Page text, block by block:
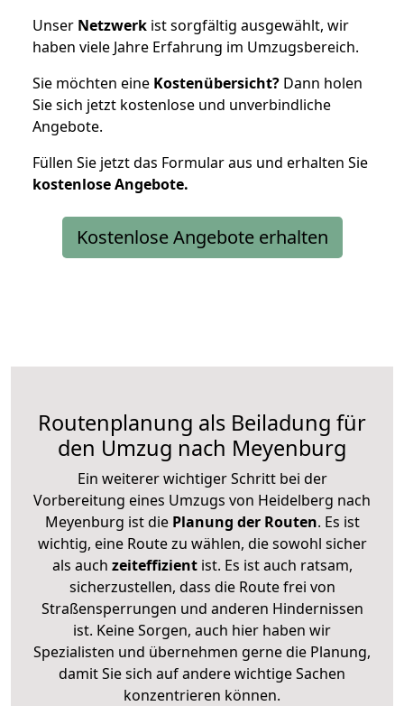
Unser Netzwerk ist sorgfältig ausgewählt, wir
haben viele Jahre Erfahrung im Umzugsbereich.
Sie möchten eine Kostenübersicht? Dann holen
Sie sich jetzt kostenlose und unverbindliche
Angebote.
Füllen Sie jetzt das Formular aus und erhalten Sie
kostenloseAngebote.
Kostenlose Angebote erhalten
Routenplanung als Beiladung für
den Umzug nach Meyenburg
Ein weiterer wichtiger Schritt bei der
Vorbereitung eines Umzugs von Heidelberg nach
Meyenburg ist diePlanung der Routen. Es ist
wichtig, eine Route zu wählen, die sowohl sicher
als auch zeiteffizientist. Es ist auch ratsam,
sicherzustellen, dass die Route frei von
Straßensperrungen und anderen Hindernissen
ist. Keine Sorgen, auch hier haben wir
Spezialisten und übernehmen gerne die Planung,
damit Sie sich auf andere wichtige Sachen
konzentrieren können.